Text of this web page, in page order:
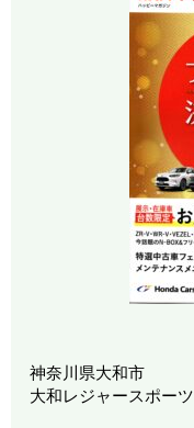
神奈川県大和市
大和レジャースポー